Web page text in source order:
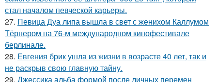
стал началом певческой карьеры.
27. Певица Дуа липа вышла в свет с женихом Каллумом
Тёрнером на 76-м международном кинофестивале
берлинале.
28. Евгения брик ушла из жизни в возрасте 40 лет, так и
не раскрыв свою главную тайну.
29. Джессика альба формой после личных перемен